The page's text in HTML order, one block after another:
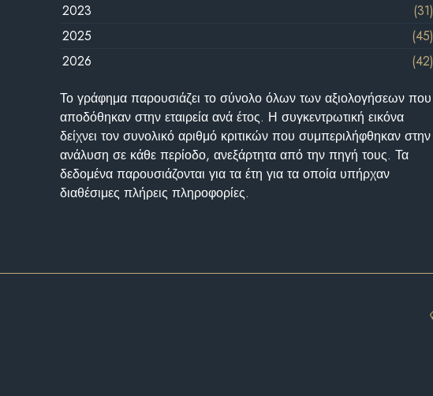
2023
(31)
2025
(45)
2026
(42)
Το γράφημα παρουσιάζει το σύνολο όλων των αξιολογήσεων που
αποδόθηκαν στην εταιρεία ανά έτος. Η συγκεντρωτική εικόνα
δείχνει τον συνολικό αριθμό κριτικών που συμπεριλήφθηκαν στην
ανάλυση σε κάθε περίοδο, ανεξάρτητα από την πηγή τους. Τα
δεδομένα παρουσιάζονται για τα έτη για τα οποία υπήρχαν
διαθέσιμες πλήρεις πληροφορίες.